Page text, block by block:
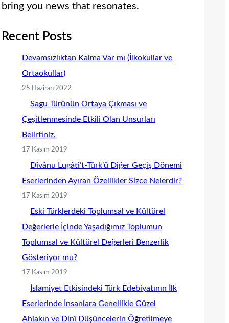
bring you news that resonates.
Recent Posts
Devamsızlıktan Kalma Var mı (İlkokullar ve
Ortaokullar)
25 Haziran 2022
Sagu Türünün Ortaya Çıkması ve
Çeşitlenmesinde Etkili Olan Unsurları
Belirtiniz.
17 Kasım 2019
Dîvânu Lugâti’t-Türk’ü Diğer Geçiş Dönemi
Eserlerinden Ayıran Özellikler Sizce Nelerdir?
17 Kasım 2019
Eski Türklerdeki Toplumsal ve Kültürel
Değerlerle İçinde Yaşadığımız Toplumun
Toplumsal ve Kültürel Değerleri Benzerlik
Gösteriyor mu?
17 Kasım 2019
İslamiyet Etkisindeki Türk Edebiyatının İlk
Eserlerinde İnsanlara Genellikle Güzel
Ahlakın ve Dinî Düşüncelerin Öğretilmeye